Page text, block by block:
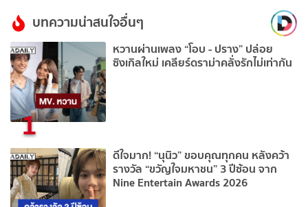
บทความน่าสนใจอื่นๆ
1
หวานผ่านเพลง “โอบ - ปราง” ปล่อย
ซิงเกิลใหม่ เคลียร์ดราม่าคลั่งรักไม่เท่ากัน
ดีใจมาก! “นุนิว” ขอบคุณทุกคน หลังคว้า
รางวัล “ขวัญใจมหาชน” 3 ปีซ้อน จาก
Nine Entertain Awards 2026